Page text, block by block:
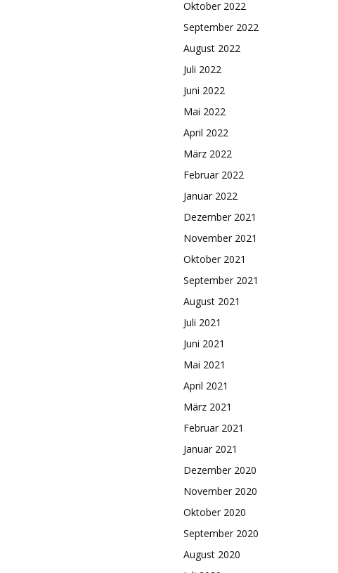
Oktober 2022
September 2022
August 2022
Juli 2022
Juni 2022
Mai 2022
April 2022
März 2022
Februar 2022
Januar 2022
Dezember 2021
November 2021
Oktober 2021
September 2021
August 2021
Juli 2021
Juni 2021
Mai 2021
April 2021
März 2021
Februar 2021
Januar 2021
Dezember 2020
November 2020
Oktober 2020
September 2020
August 2020